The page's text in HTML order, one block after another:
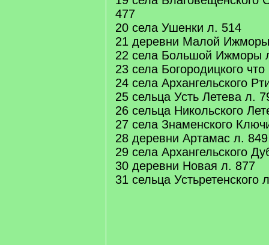
477
20 села Ушенки л. 514
21 деревни Малой
22 села Большой Ижморы
23 села Богородицкого
24 села Архангельского
25 сельца Усть Летева л.
26 сельца Никольского
27 села Знаменского
28 деревни Артамас л. 849
29 села Архангельского
30 деревни Новая л. 877
31 сельца Устьретенского